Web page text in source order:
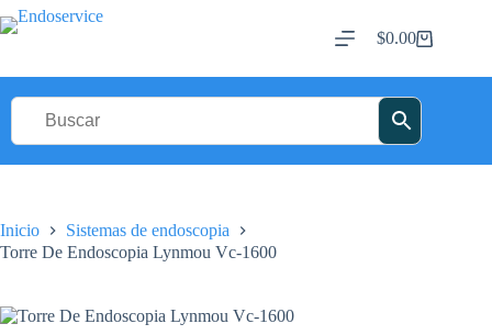
Saltar
al
Carro
$0.00
Inicio
Sistemas de endoscopia
Torre De Endoscopia Lynmou Vc-1600